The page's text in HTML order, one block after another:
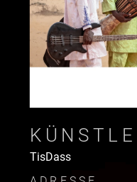
TisDass